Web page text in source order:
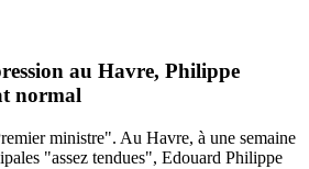
au Havre, Philippe
normal
ministre". Au Havre, à une semaine
"assez tendues", Edouard Philippe